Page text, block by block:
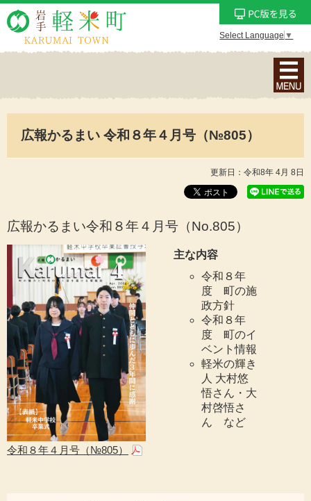
Select Language ▼
ナ
ビ
ン
メ
広報かるまい 令和８年４月号（№805）
更新日：令和8年 4月 8日
広報かるまい令和８年４月号（No.805）
主な内容
令和８年
度 町の施
政方針
令和８年
度 町のイ
ベント情報
軽米の輝き
人 大村悠
悟さん・大
村啓悟さ
ん など
令和８年４月号（№805）